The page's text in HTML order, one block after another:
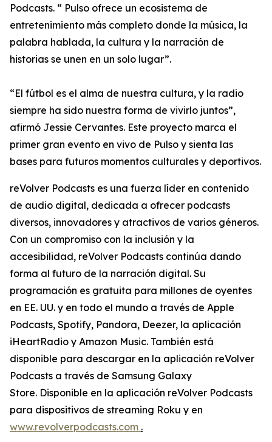
Podcasts. “ Pulso ofrece un ecosistema de
entretenimiento más completo donde la música, la
palabra hablada, la cultura y la narración de
historias se unen en un solo lugar”.
“El fútbol es el alma de nuestra cultura, y la radio
siempre ha sido nuestra forma de vivirlo juntos”,
afirmó Jessie Cervantes. Este proyecto marca el
primer gran evento en vivo de Pulso y sienta las
bases para futuros momentos culturales y deportivos.
reVolver Podcasts es una fuerza líder en contenido
de audio digital, dedicada a ofrecer podcasts
diversos, innovadores y atractivos de varios géneros.
Con un compromiso con la inclusión y la
accesibilidad, reVolver Podcasts continúa dando
forma al futuro de la narración digital. Su
programación es gratuita para millones de oyentes
en EE. UU. y en todo el mundo a través de Apple
Podcasts, Spotify, Pandora, Deezer, la aplicación
iHeartRadio y Amazon Music. También está
disponible para descargar en la aplicación reVolver
Podcasts a través de Samsung Galaxy
Store. Disponible en la aplicación reVolver Podcasts
para dispositivos de streaming Roku y en
www.revolverpodcasts.com .